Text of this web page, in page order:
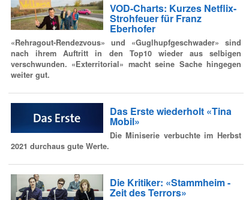
VOD-Charts: Kurzes Netflix-
Strohfeuer für Franz
Eberhofer
«Rehragout-Rendezvous» und «Guglhupfgeschwader» sind
nach ihrem Auftritt in den Top10 wieder aus selbigen
verschwunden. «Exterritorial» macht seine Sache hingegen
weiter gut.
Das Erste wiederholt «Tina
Mobil»
Die Miniserie verbuchte im Herbst
2021 durchaus gute Werte.
Die Kritiker: «Stammheim -
Zeit des Terrors»